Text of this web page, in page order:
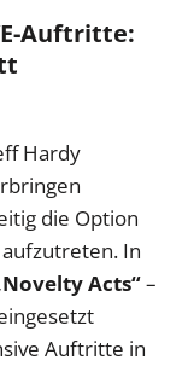
Auftritte:
Hardy
die Option
In
Acts“–
Auftritte in